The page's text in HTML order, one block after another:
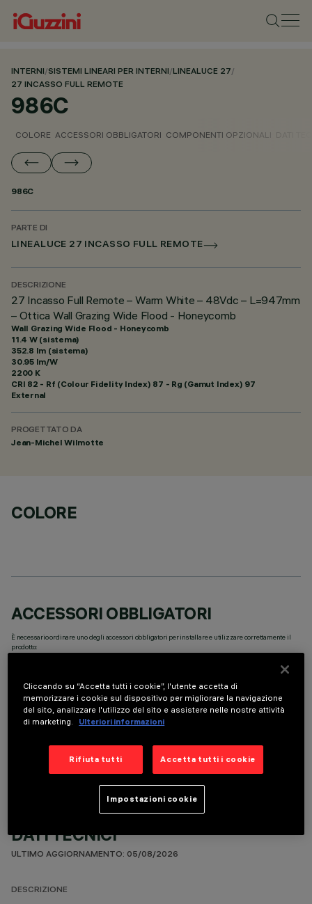
INTERNI/SISTEMI LINEARI PER INTERNI/LINEALUCE 27/
27 INCASSO FULL REMOTE
986C
COLORE ACCESSORI OBBLIGATORI COMPONENTI OPZIONALI
986C
PARTE DI
LINEALUCE 27 INCASSO FULL REMOTE
DESCRIZIONE
27 Incasso Full Remote – Warm White – 48Vdc – L=947mm
– Ottica Wall Grazing Wide Flood - Honeycomb
Wall Grazing Wide Flood - Honeycomb
11.4 W (sistema)
352.8 lm (sistema)
30.95 lm/W
2200 K
CRI 82 - Rf (Colour Fidelity Index) 87 - Rg (Gamut Index) 97
External
PROGETTATO DA
Jean-Michel Wilmotte
COLORE
ACCESSORI OBBLIGATORI
È necessario ordinare uno degli accessori obbligatori per installare e utilizzare correttamente il
prodotto:
DATI TECNICI
ULTIMO AGGIORNAMENTO: 05/08/2026
DESCRIZIONE
Cliccando su “Accetta tutti i cookie”, l'utente accetta di
memorizzare i cookie sul dispositivo per migliorare la navigazione
del sito, analizzare l'utilizzo del sito e assistere nelle nostre attività
di marketing. Ulteriori informazioni
Rifiuta tutti Accetta tutti i cookie
Impostazioni cookie